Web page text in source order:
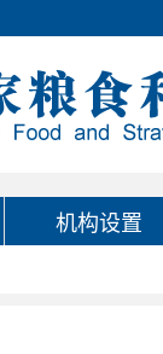
机构设置